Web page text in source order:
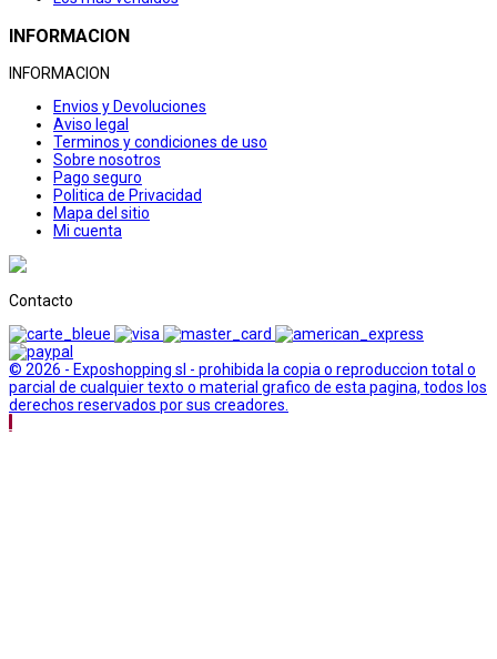
INFORMACION
INFORMACION
Envios y Devoluciones
Aviso legal
Terminos y condiciones de uso
Sobre nosotros
Pago seguro
Politica de Privacidad
Mapa del sitio
Mi cuenta
Contacto
© 2026 - Exposhopping sl - prohibida la copia o reproduccion total o
parcial de cualquier texto o material grafico de esta pagina, todos los
derechos reservados por sus creadores.